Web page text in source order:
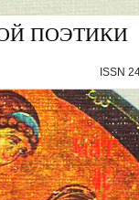
ПОЭТИКИ
ISSN